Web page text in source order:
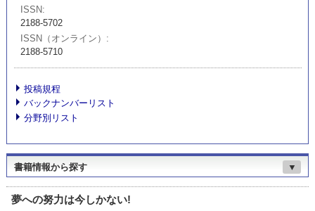
ISSN
2188-5702
ISSN（オンライン）
2188-5710
投稿規程
バックナンバーリスト
分野別リスト
書籍情報から探す ▼
夢への努力は今しかない!